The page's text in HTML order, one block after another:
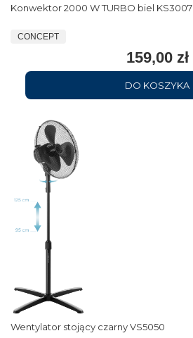
Konwektor 2000 W TURBO biel KS3007
CONCEPT
159,00 zł
DO KOSZYKA
Wentylator stojący czarny VS5050